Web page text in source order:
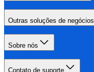
Outras soluções de negócios
Sobre nós
Contato de suporte